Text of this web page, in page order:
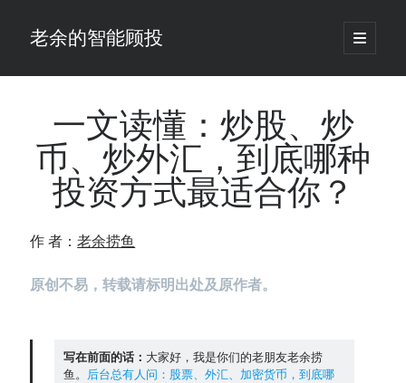
老余的智能顾投
open
primary
Sidebar
最新发表 ：
Black-Scholes模型漏算了一笔账，对冲基金用田中公式把它做成了生意
老余看市：假曙光、核电弹药上膛、AI分化
你的回测曲线越漂亮，我越替你担心：因为历史顺序，正在“倒着”给你
讲故事
大多数突破交易倒在“收缩阶段”，而这个EA等的是“扩张确认”（附完整源
我拿Reddit上高赞的趋势策略，认真跑了一遍回测（附代码）
老余看市：长鑫4万亿，A股却蒸发12.4万亿
一文读懂：炒股、炒
币、炒外汇，到底哪种
投资方式最适合你？
作 者：老余捞鱼
原创不易，转载请标明出处及原作者。
写在前面的话： 大家好，我是你们的老朋友老余捞
鱼。
后台总有人问：股票、外汇、加密货币，到底哪